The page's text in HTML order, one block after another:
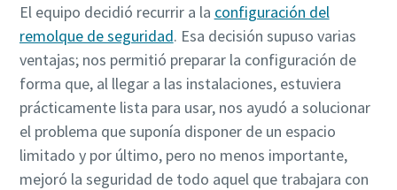
El equipo decidió recurrir a la configuración del
remolque de seguridad. Esa decisión supuso varias
ventajas; nos permitió preparar la configuración de
forma que, al llegar a las instalaciones, estuviera
prácticamente lista para usar, nos ayudó a solucionar
el problema que suponía disponer de un espacio
limitado y por último, pero no menos importante,
mejoró la seguridad de todo aquel que trabajara con